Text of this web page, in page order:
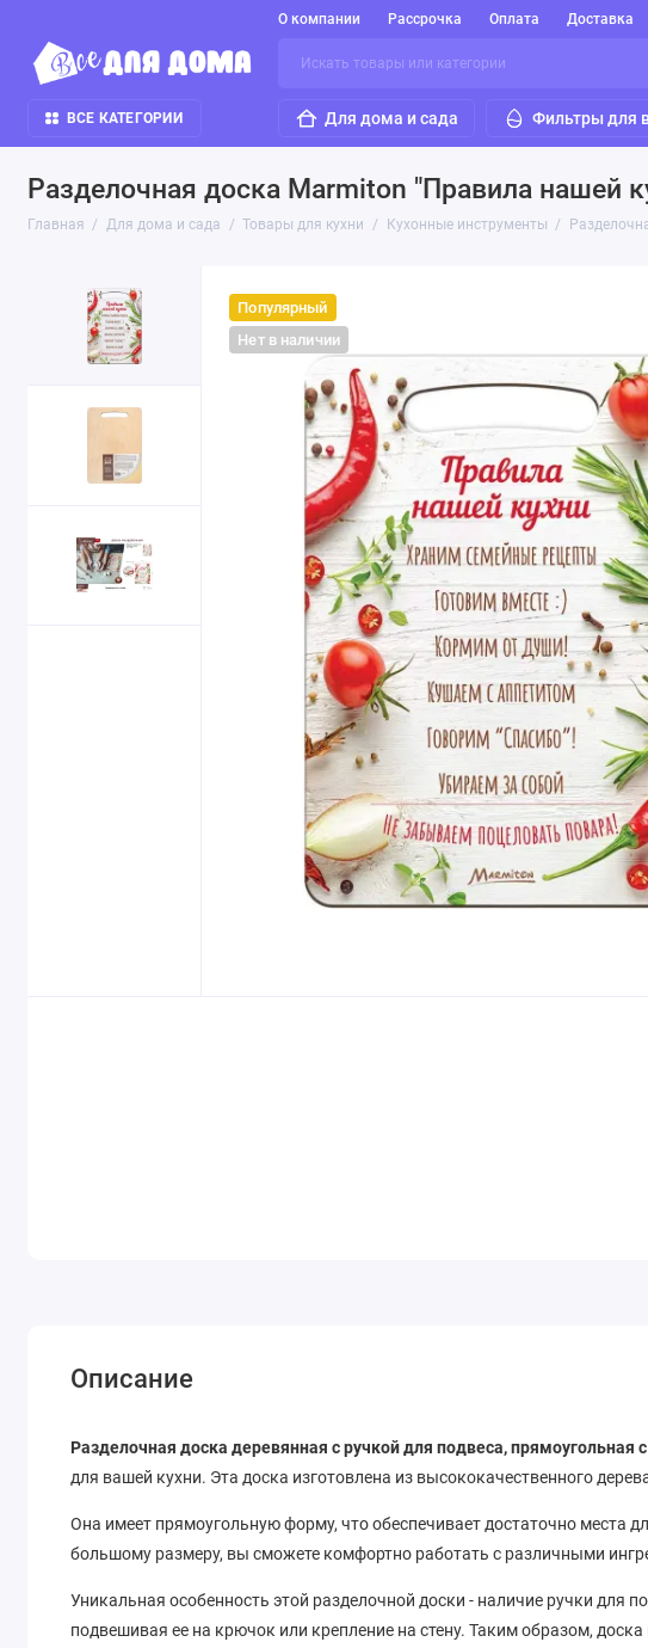
О компании Рассрочка Оплата Доставка
ВСЕ КАТЕГОРИИ Для дома и сада Фильтры для
Разделочная доска Marmiton "Правила нашей
Главная Для дома и сада Товары для кухни Кухонные инструменты
Популярный
Нет в наличии
Описание
Разделочная доска деревянная с ручкой для подвеса, прямоугольная
для вашей кухни. Эта доска изготовлена из высококачественного
Она имеет прямоугольную форму, что обеспечивает достаточно места
большому размеру, вы сможете комфортно работать с различными
Уникальная особенность этой разделочной доски - наличие ручки для
подвешивая ее на крючок или крепление на стену. Таким образом,